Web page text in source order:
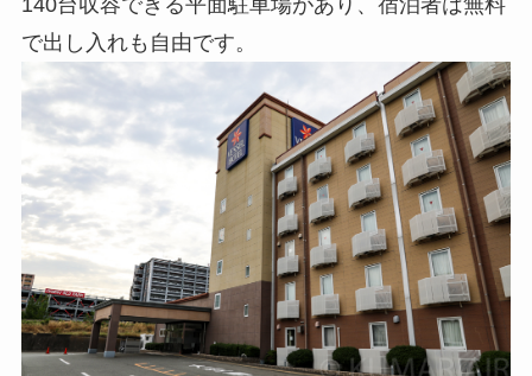
140台収容できる平面駐車場があり、宿泊者は無料
で出し入れも自由です。